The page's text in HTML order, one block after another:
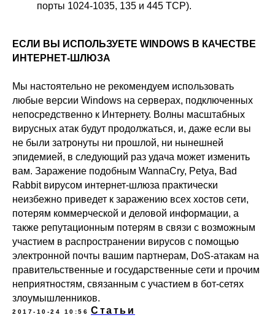
порты 1024-1035, 135 и 445 TCP).
ЕСЛИ ВЫ ИСПОЛЬЗУЕТЕ WINDOWS В КАЧЕСТВЕ
ИНТЕРНЕТ-ШЛЮЗА
Мы настоятельно не рекомендуем использовать
любые версии Windows на серверах, подключенных
непосредственно к Интернету. Волны масштабных
вирусных атак будут продолжаться, и, даже если вы
не были затронуты ни прошлой, ни нынешней
эпидемией, в следующий раз удача может изменить
вам. Заражение подобным WannaCry, Petya, Bad
Rabbit вирусом интернет-шлюза практически
неизбежно приведет к заражению всех хостов сети,
потерям коммерческой и деловой информации, а
также репутационным потерям в связи с возможным
участием в распространении вирусов с помощью
электронной почты вашим партнерам, DoS-атакам на
правительственные и государственные сети и прочим
неприятностям, связанным с участием в бот-сетях
злоумышленников.
2017-10-24 10:56 Статьи